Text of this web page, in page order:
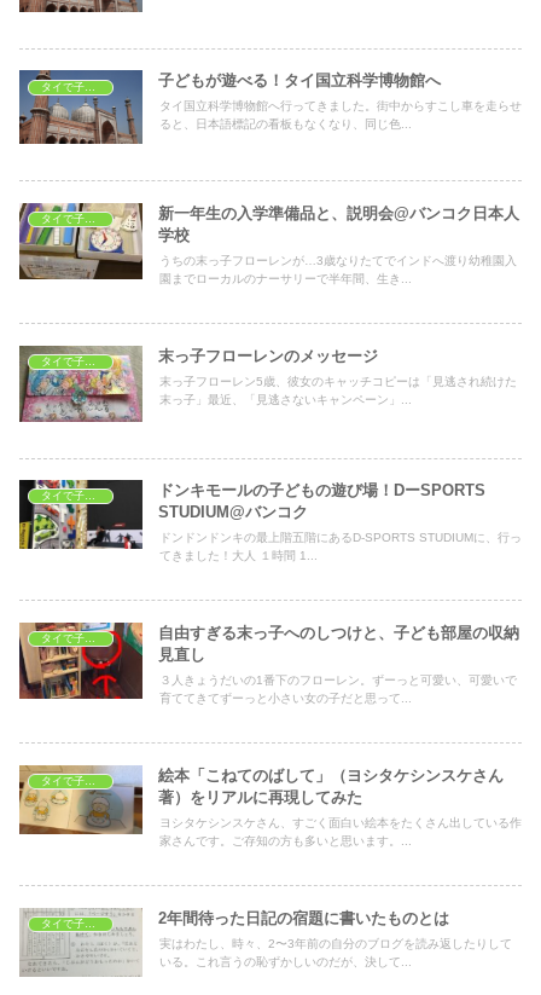
子どもが遊べる！タイ国立科学博物館へ
タイ国立科学博物館へ行ってきました。街中からすこし車を走らせ
ると、日本語標記の看板もなくなり、同じ色...
タイで子育て
新一年生の入学準備品と、説明会@バンコク日本人
学校
うちの末っ子フローレンが…3歳なりたてでインドへ渡り幼稚園入
園までローカルのナーサリーで半年間、生き...
末っ子フローレンのメッセージ
末っ子フローレン5歳、彼女のキャッチコピーは「見逃され続けた
末っ子」最近、「見逃さないキャンペーン」...
タイで子育て
ドンキモールの子どもの遊び場！DーSPORTS
STUDIUM@バンコク
ドンドンドンキの最上階五階にあるD-SPORTS STUDIUMに、行っ
てきました！大人 １時間 1...
タイで子育て
自由すぎる末っ子へのしつけと、子ども部屋の収納
見直し
３人きょうだいの1番下のフローレン。ずーっと可愛い、可愛いで
育ててきてずーっと小さい女の子だと思って...
タイで子育て
絵本「こねてのばして」（ヨシタケシンスケさん
著）をリアルに再現してみた
ヨシタケシンスケさん、すごく面白い絵本をたくさん出している作
家さんです。ご存知の方も多いと思います。...
タイで子育て 2年間待った日記の宿題に書いたものとは
実はわたし、時々、2〜3年前の自分のブログを読み返したりして
いる。これ言うの恥ずかしいのだが、決して...